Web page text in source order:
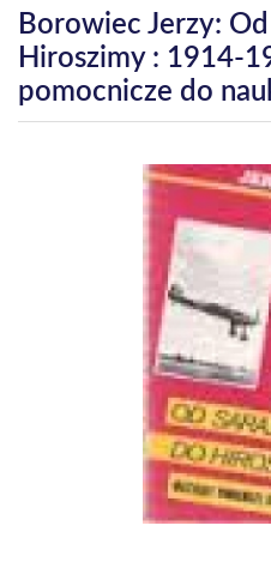
Borowiec Jerzy:
Hiroszimy : 1914-
pomocnicze do